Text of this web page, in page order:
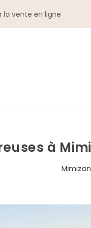
la vente en ligne
à
Mimizan